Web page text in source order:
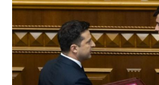
zelenski
sector
derecho.jpg